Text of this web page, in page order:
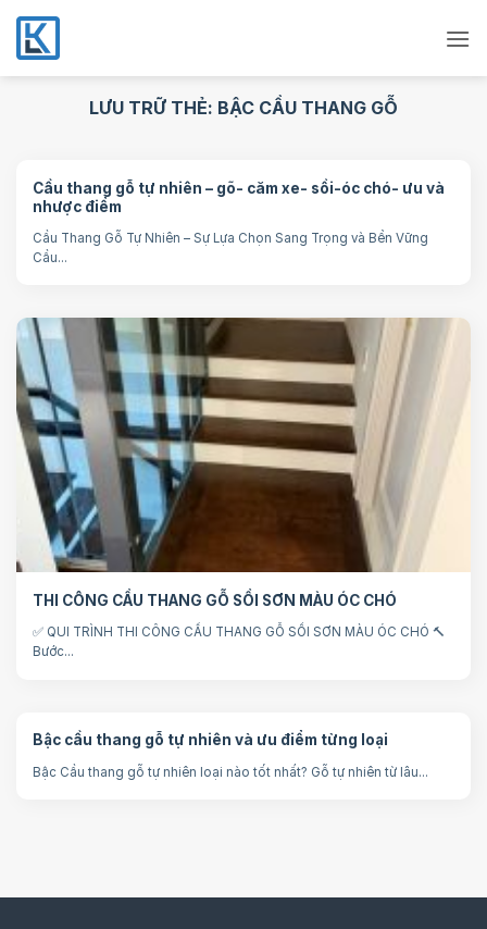
Bỏ
qua
nội
LƯU TRỮ THẺ: BẬC CẦU THANG GỖ
Cầu thang gỗ tự nhiên – gõ- căm xe- sồi-óc chó- ưu và
nhược điểm
Cầu Thang Gỗ Tự Nhiên – Sự Lựa Chọn Sang Trọng và Bền Vững
Cầu...
THI CÔNG CẦU THANG GỖ SỒI SƠN MÀU ÓC CHÓ
✅ QUI TRÌNH THI CÔNG CẦU THANG GỖ SỒI SƠN MÀU ÓC CHÓ 🔨
Bước...
Bậc cầu thang gỗ tự nhiên và ưu điểm từng loại
Bậc Cầu thang gỗ tự nhiên loại nào tốt nhất? Gỗ tự nhiên từ lâu...